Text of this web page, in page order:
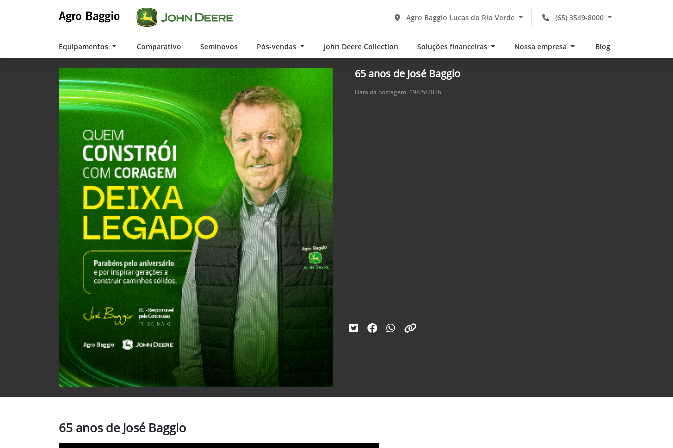
(65) 3549-8000
Agro Baggio Lucas do Rio Verde
Equipamentos Comparativo Seminovos Pós-vendas John Deere Collection Soluções financeiras Nossa empresa Blog
65 anos de José Baggio
Data da postagem: 19/05/2026
65 anos de José Baggio